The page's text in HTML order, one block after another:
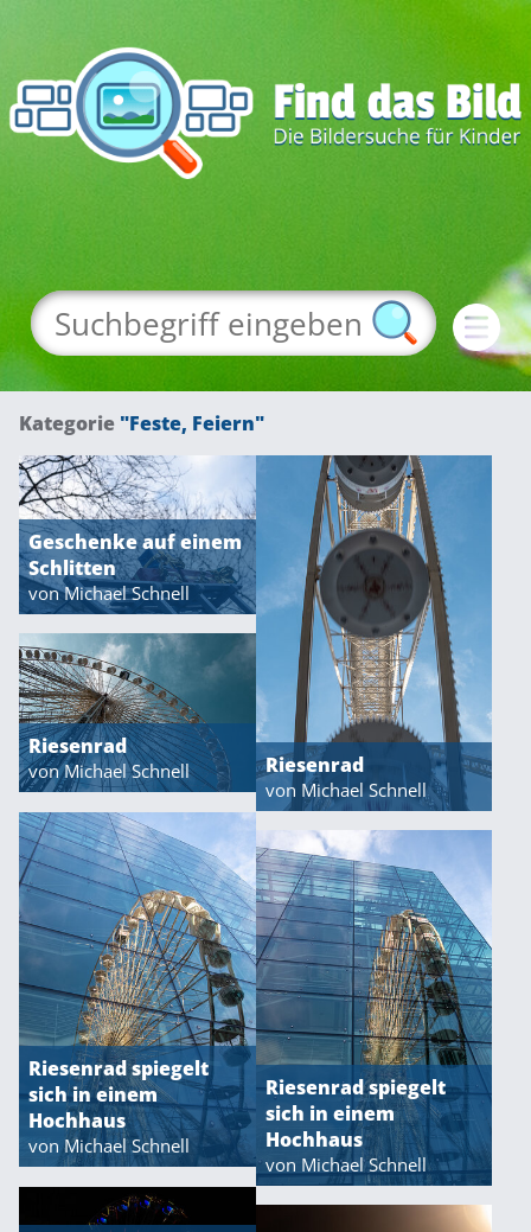
Kategorie "Feste, Feiern"
Geschenke auf einem
Schlitten
von Michael Schnell
Riesenrad
von Michael Schnell
Riesenrad
von Michael Schnell
Riesenrad spiegelt
sich in einem
Hochhaus
von Michael Schnell
Riesenrad spiegelt
sich in einem
Hochhaus
von Michael Schnell